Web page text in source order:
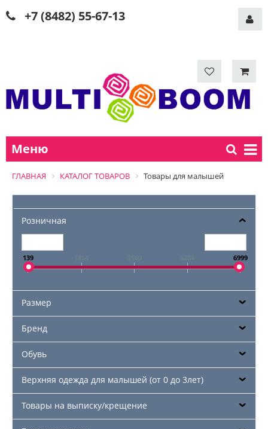
+7 (8482) 55-67-13
Меню
ГЛАВНАЯ КАТАЛОГ ТОВАРОВ Товары для малышей
Розничная
139 6999
Размер
Бренд
Обувь
Верхняя одежда для малышей (от 0 до 3лет)
Товары на выписку/крещение